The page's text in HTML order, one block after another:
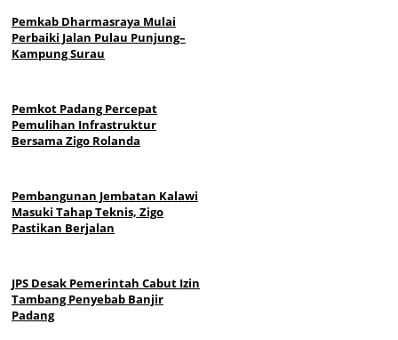
Pemkab Dharmasraya Mulai
Perbaiki Jalan Pulau Punjung–
Kampung Surau
Pemkot Padang Percepat
Pemulihan Infrastruktur
Bersama Zigo Rolanda
Pembangunan Jembatan Kalawi
Masuki Tahap Teknis, Zigo
Pastikan Berjalan
JPS Desak Pemerintah Cabut Izin
Tambang Penyebab Banjir
Padang